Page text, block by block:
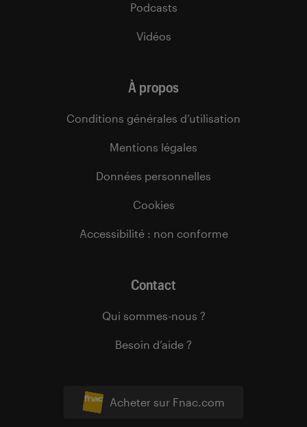
Acheter sur Fnac.com
Podcasts
Vidéos
À propos
Conditions générales d’utilisation
Mentions légales
Données personnelles
Cookies
Accessibilité : non conforme
Contact
Qui sommes-nous ?
Besoin d’aide ?